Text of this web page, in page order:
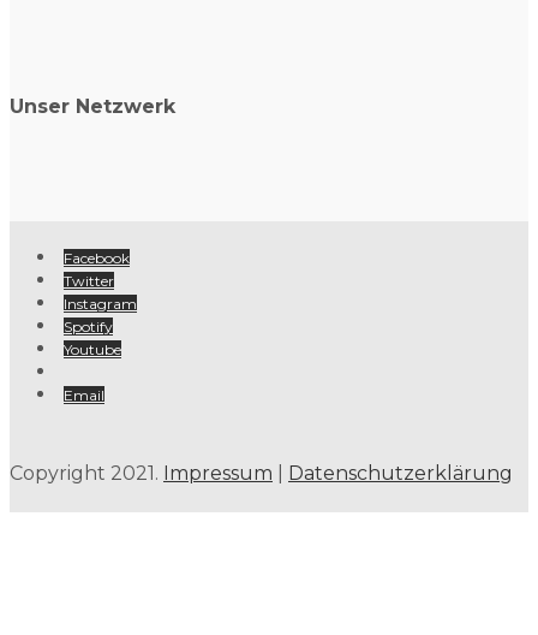
Unser Netzwerk
Facebook
Twitter
Instagram
Spotify
Youtube
Email
Copyright 2021. Impressum Datenschutzerklärung